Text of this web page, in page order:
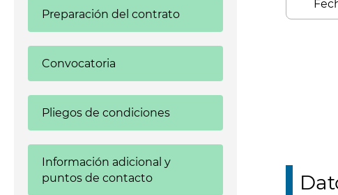
Preparación del contrato
Convocatoria
Pliegos de condiciones
Información adicional y
puntos de contacto